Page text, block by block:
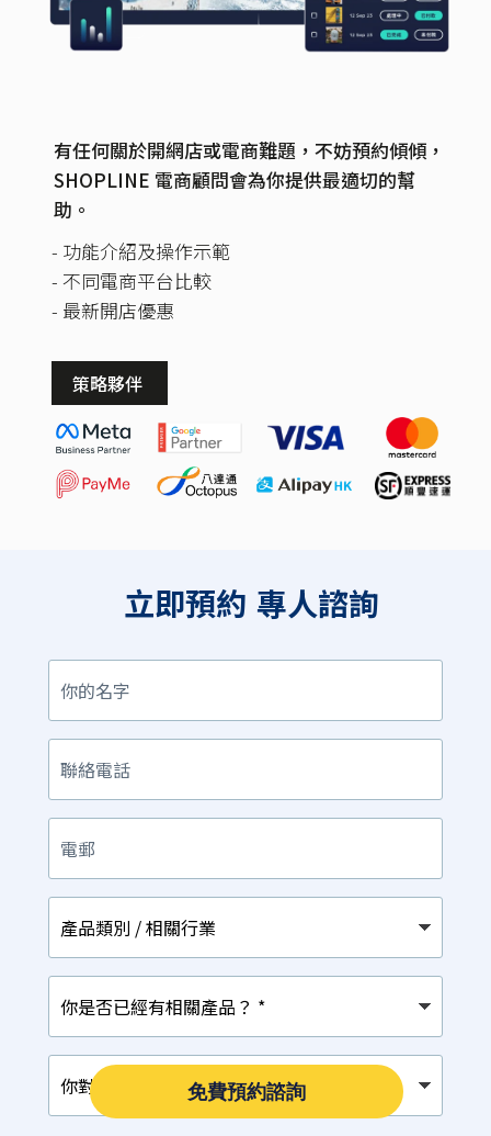
有任何關於開網店或電商難題，不妨預約傾傾，
SHOPLINE 電商顧問會為你提供最適切的幫
助。
策略夥伴
- 功能介紹及操作示範
- 不同電商平台比較
- 最新開店優惠
你
的
名
字
聯
絡
電
話
電
郵
產
品
類
別
/
相
關
行
業
你
是
否
已
經
有
相
你
對
以
下
免費預約諮詢
立即預約 專人諮詢